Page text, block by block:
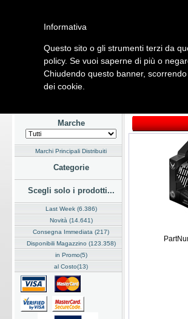
Home Listino Marchi Dati Cliente
Hardware Software Fotografia
Marche
Marchi Principali Distribuiti
Categorie
Scegli solo i prodotti...
Last Week (6.386)
Novità (14.641)
Consegna Immediata (217)
Disponibili Magazzino (123.358)
in Promo(5)
al Costo(13)
Informativa
Questo sito o gli strumenti terzi da
policy. Se vuoi saperne di più o
Chiudendo questo banner,
dei cookie.